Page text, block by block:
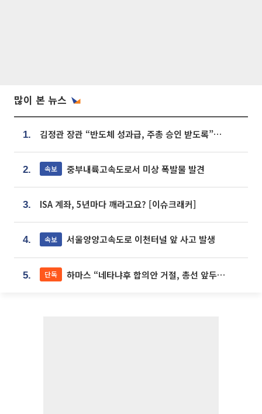
많이 본 뉴스
1. 김정관 장관 “반도체 성과급, 주총 승인 받도록”…상법·자본시장법 개정 시사
2. 속보 중부내륙고속도로서 미상 폭발물 발견
3. ISA 계좌, 5년마다 깨라고요? [이슈크래커]
4. 속보 서울양양고속도로 이천터널 앞 사고 발생
5. 단독 하마스 “네타냐후 합의안 거절, 총선 앞두고 시간 끌기”